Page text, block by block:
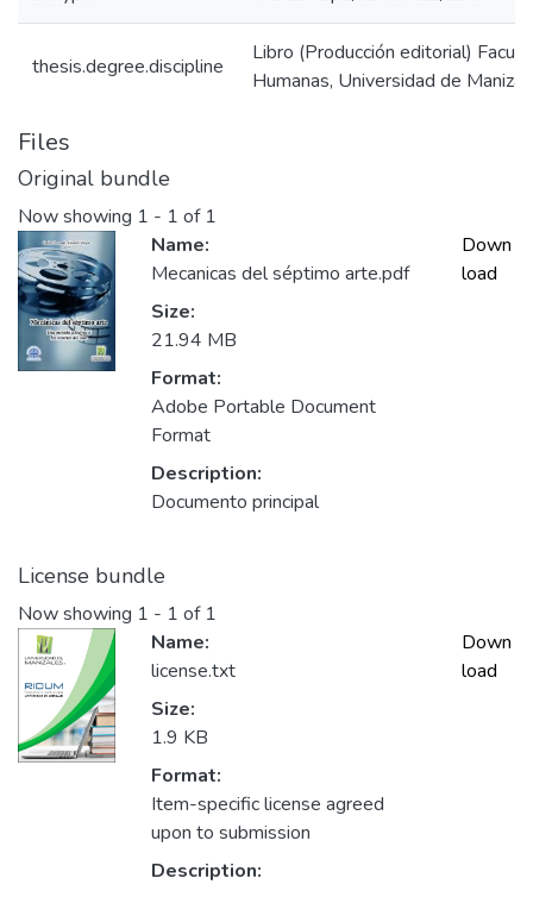
thesis.degree.discipline
Libro (Producción editorial)
Humanas, Universidad de
Files
Original bundle
Now showing 1 - 1 of 1
Name:
Mecanicas del séptimo arte.pdf
Size:
21.94 MB
Format:
Adobe Portable Document
Format
Description:
Documento principal
Down
load
License bundle
Now showing 1 - 1 of 1
Name:
license.txt
Size:
1.9 KB
Format:
Item-specific license agreed
upon to submission
Description:
Down
load